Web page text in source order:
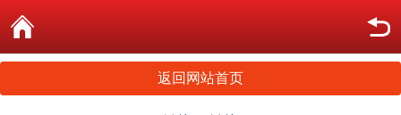
返回网站首页